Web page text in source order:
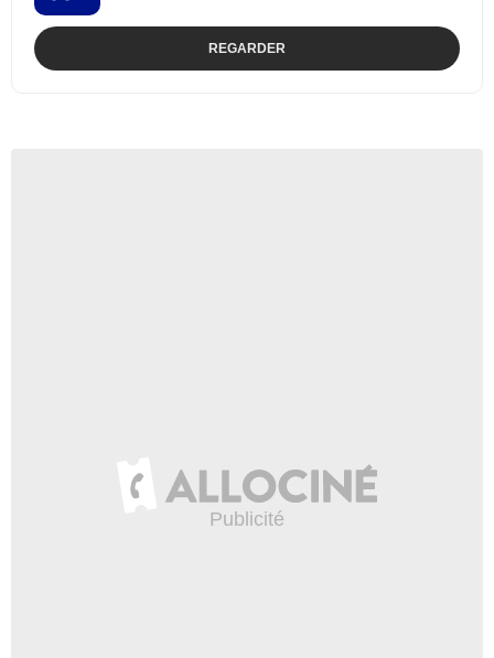
REGARDER